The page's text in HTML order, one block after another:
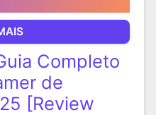
Completo
de
[Review